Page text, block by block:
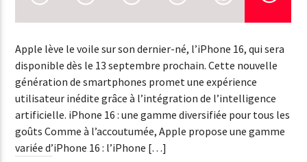
TITRE
ARTISTE
EMISSION EN COURS
NSD MUSIQUE
00:00 07:00
Apple lève le voile sur son dernier-né, l’iPhone 16, qui sera
disponible dès le 13 septembre prochain. Cette nouvelle
génération de smartphones promet une expérience
utilisateur inédite grâce à l’intégration de l’intelligence
artificielle. iPhone 16 : une gamme diversifiée pour tous les
goûts Comme à l’accoutumée, Apple propose une gamme
variée d’iPhone 16 : l’iPhone […]